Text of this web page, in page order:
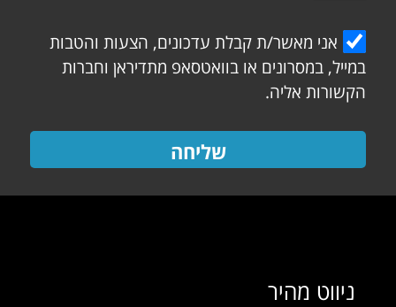
אני מאשר/ת קבלת עדכונים, הצעות והטבות
במייל, במסרונים או בוואטסאפ מתדיראן וחברות
הקשורות אליה.
שליחה
ניווט מהיר